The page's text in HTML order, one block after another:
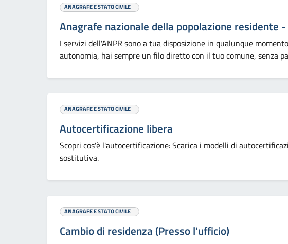
ANAGRAFE E STATO CIVILE
Anagrafe nazionale della popolazione residente -
I servizi dell'ANPR sono a tua disposizione in qualunque
autonomia, hai sempre un filo diretto con il tuo comune, senza
ANAGRAFE E STATO CIVILE
Autocertificazione libera
Scopri cos'è l'autocertificazione: Scarica i modelli di
sostitutiva.
ANAGRAFE E STATO CIVILE
Cambio di residenza (Presso l'ufficio)